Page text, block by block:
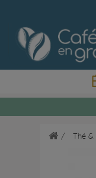
Thé &